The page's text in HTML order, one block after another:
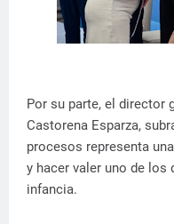
Por su parte, el director
Castorena Esparza,
procesos representa
y hacer valer uno de los
infancia.